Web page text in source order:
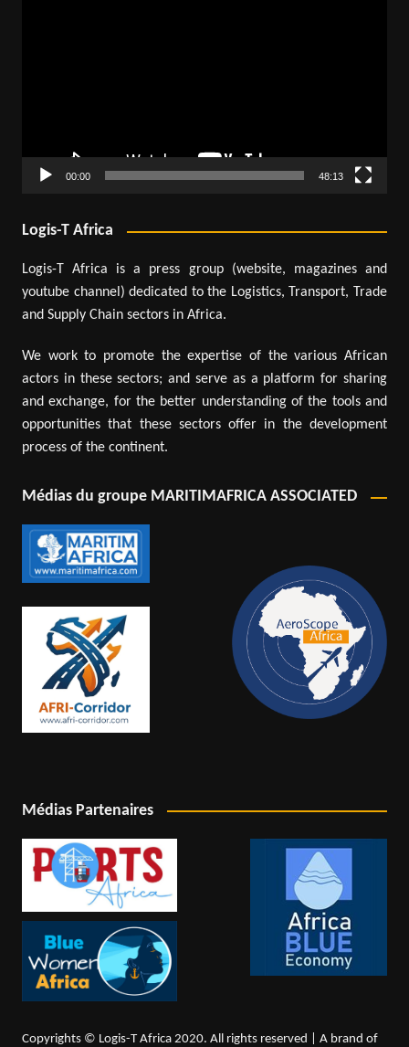
00:00 48:13
Logis-T Africa
Logis-T Africa is a press group (website, magazines and
youtube channel) dedicated to the Logistics, Transport, Trade
and Supply Chain sectors in Africa.
We work to promote the expertise of the various African
actors in these sectors; and serve as a platform for sharing
and exchange, for the better understanding of the tools and
opportunities that these sectors offer in the development
process of the continent.
Médias du groupe MARITIMAFRICA ASSOCIATED
Médias Partenaires
Copyrights © Logis-T Africa 2020. All rights reserved | A brand of